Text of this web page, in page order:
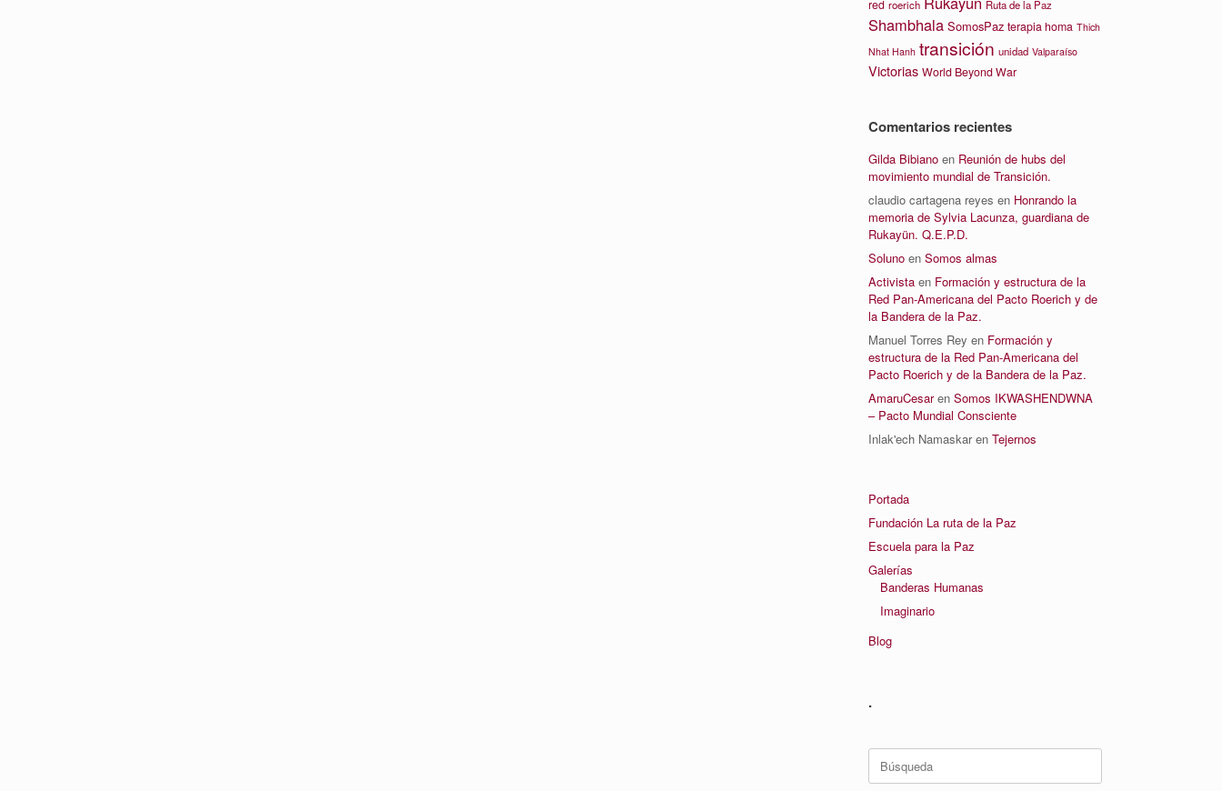
red roerich Ruta de la Paz
Shambhala SomosPaz terapia homa Thich
Nhat Hanh transición unidad Valparaíso
Victorias World Beyond War
Comentarios recientes
Gilda Bibiano en Reunión de hubs del
movimiento mundial de Transición.
claudio cartagena reyes en Honrando la
memoria de Sylvia Lacunza, guardiana de
Rukayün. Q.E.P.D.
Soluno enSomos almas
Activista en Formación y estructura de la
Red Pan-Americana del Pacto Roerich y de
la Bandera de la Paz.
Manuel Torres Rey en Formación y
estructura de la Red Pan-Americana del
Pacto Roerich y de la Bandera de la Paz.
AmaruCesarenSomos IKWASHENDWNA
– Pacto Mundial Consciente
Inlak'ech NamaskarenTejernos
Portada
Fundación La ruta de la Paz
Escuela para la Paz
Galerías
Banderas Humanas
Imaginario
Blog
.